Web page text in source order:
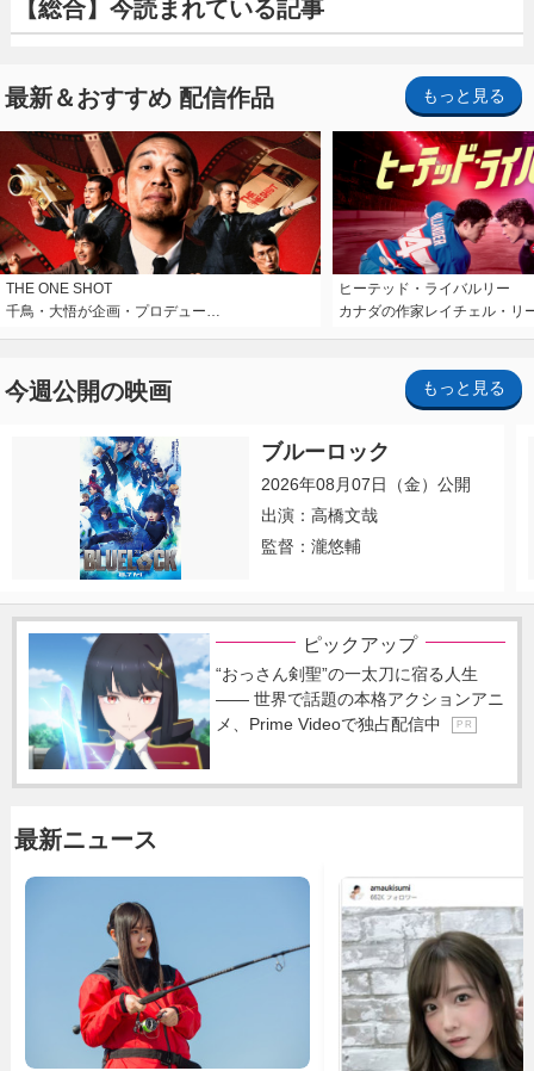
【総合】今読まれている記事
最新＆おすすめ 配信作品 もっと見る
THE ONE SHOT
千鳥・大悟が企画・プロデュー…
ヒーテッド・ライバルリー
カナダの作家レイチェル・リ
今週公開の映画 もっと見る
ブルーロック
2026年08月07日（金）公開
出演：高橋文哉
監督：瀧悠輔
ピックアップ
“おっさん剣聖”の一太刀に宿る人生
―― 世界で話題の本格アクションアニ
メ、Prime Videoで独占配信中
P R
最新ニュース